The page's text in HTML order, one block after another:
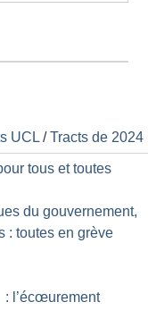
UCL /Tracts de 2024
tous et toutes
du gouvernement,
: toutes en grève
: l’écœurement